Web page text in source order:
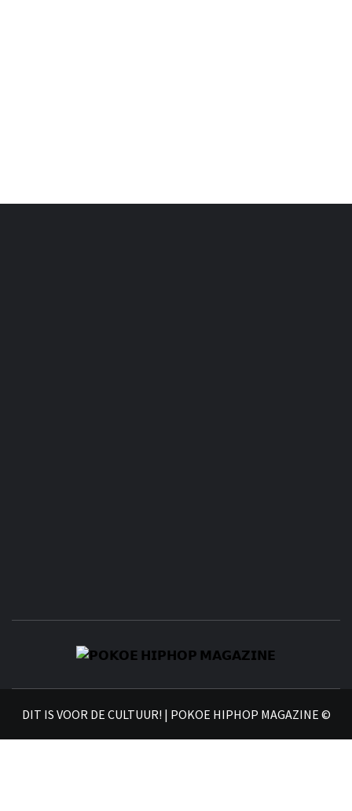
DIT IS VOOR DE CULTUUR! | POKOE HIPHOP MAGAZINE ©